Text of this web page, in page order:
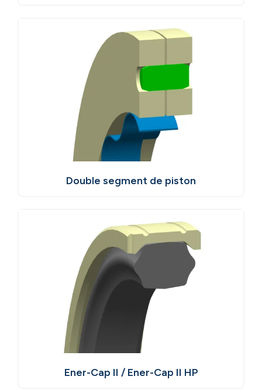
Double segment de piston
Ener-Cap II / Ener-Cap II HP